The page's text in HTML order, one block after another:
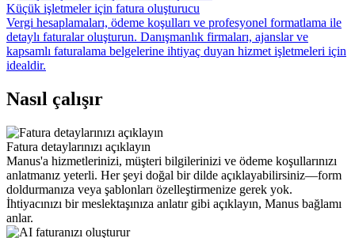
Küçük işletmeler için fatura oluşturucu
Vergi hesaplamaları, ödeme koşulları ve profesyonel formatlama ile
detaylı faturalar oluşturun. Danışmanlık firmaları, ajanslar ve
kapsamlı faturalama belgelerine ihtiyaç duyan hizmet işletmeleri için
idealdir.
Nasıl çalışır
Fatura detaylarınızı açıklayın
Manus'a hizmetlerinizi, müşteri bilgilerinizi ve ödeme koşullarınızı
anlatmanız yeterli. Her şeyi doğal bir dilde açıklayabilirsiniz—form
doldurmanıza veya şablonları özelleştirmenize gerek yok.
İhtiyacınızı bir meslektaşınıza anlatır gibi açıklayın, Manus bağlamı
anlar.